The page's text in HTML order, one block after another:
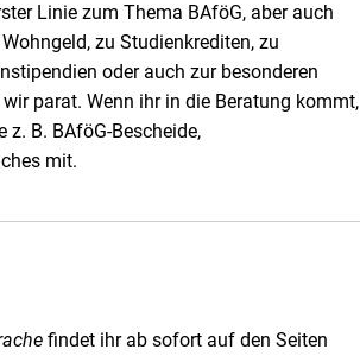
Linie zum Thema BAföG, aber auch
zu Studienkrediten, zu
oder auch zur besonderen
parat. Wenn ihr in die Beratung kommt,
z. B. BAföG-Bescheide,
mit.
findet ihr ab sofort auf den Seiten